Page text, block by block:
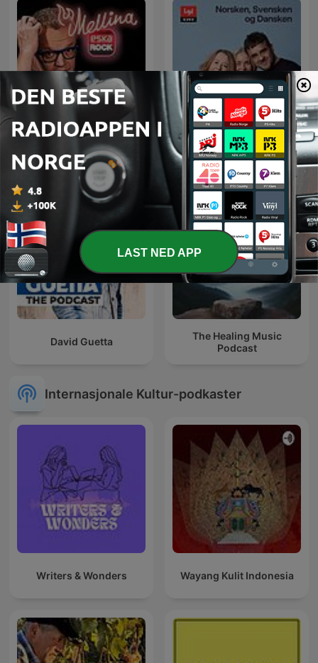
Mellina
Norsken, svensken og
dansken
David Guetta
The Healing Music
Podcast
Internasjonale Kultur-podkaster
Writers & Wonders Wayang Kulit Indonesia
LAST NED APP